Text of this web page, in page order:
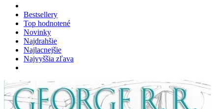
Bestsellery
Top hodnotené
Novinky
Najdrahšie
Najlacnejšie
Najvyššia zľava